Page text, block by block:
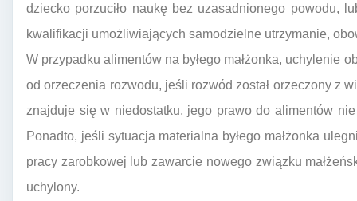
dziecko porzuciło naukę bez uzasadnionego powodu,
kwalifikacji umożliwiających samodzielne utrzymanie,
W przypadku alimentów na byłego małżonka, uchylenie
od orzeczenia rozwodu, jeśli rozwód został orzeczony z
znajduje się w niedostatku, jego prawo do alimentów
Ponadto, jeśli sytuacja materialna byłego małżonka
pracy zarobkowej lub zawarcie nowego związku
uchylony.